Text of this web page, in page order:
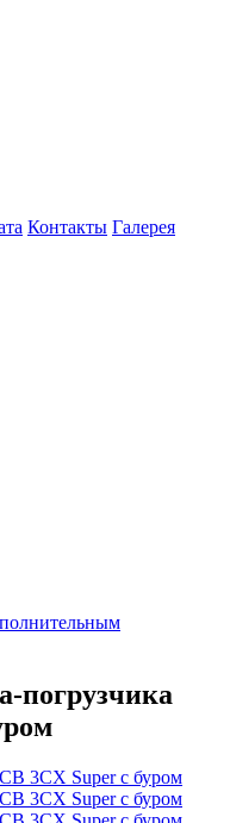
Контакты Галерея
погрузчика